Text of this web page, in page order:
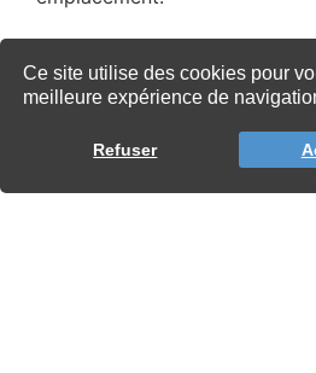
Ce site utilise des cookies pour
meilleure expérience de
Refuser